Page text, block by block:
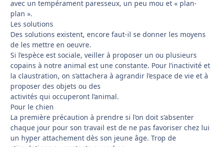
avec un tempérament paresseux, un peu mou et « plan-
plan ».
Les solutions
Des solutions existent, encore faut-il se donner les moyens
de les mettre en oeuvre.
Si l’espèce est sociale, veiller à proposer un ou plusieurs
copains à notre animal est une constante. Pour l’inactivité et
la claustration, on s’attachera à agrandir l’espace de vie et à
proposer des objets ou des
activités qui occuperont l’animal.
Pour le chien
La première précaution à prendre si l’on doit s’absenter
chaque jour pour son travail est de ne pas favoriser chez lui
un hyper attachement dès son jeune âge. Trop de